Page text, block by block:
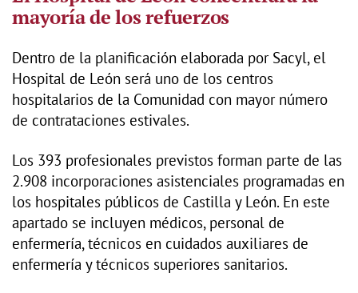
mayoría de los refuerzos
Dentro de la planificación elaborada por Sacyl, el
Hospital de León será uno de los centros
hospitalarios de la Comunidad con mayor número
de contrataciones estivales.
Los 393 profesionales previstos forman parte de las
2.908 incorporaciones asistenciales programadas en
los hospitales públicos de Castilla y León. En este
apartado se incluyen médicos, personal de
enfermería, técnicos en cuidados auxiliares de
enfermería y técnicos superiores sanitarios.